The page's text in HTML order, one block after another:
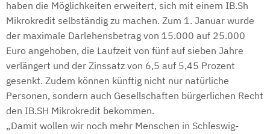
haben die Möglichkeiten erweitert, sich mit einem IB.Sh
Mikrokredit selbständig zu machen. Zum 1. Januar wurde
der maximale Darlehensbetrag von 15.000 auf 25.000
Euro angehoben, die Laufzeit von fünf auf sieben Jahre
verlängert und der Zinssatz von 6,5 auf 5,45 Prozent
gesenkt. Zudem können künftig nicht nur natürliche
Personen, sondern auch Gesellschaften bürgerlichen Recht
den IB.SH Mikrokredit bekommen.
„Damit wollen wir noch mehr Menschen in Schleswig-